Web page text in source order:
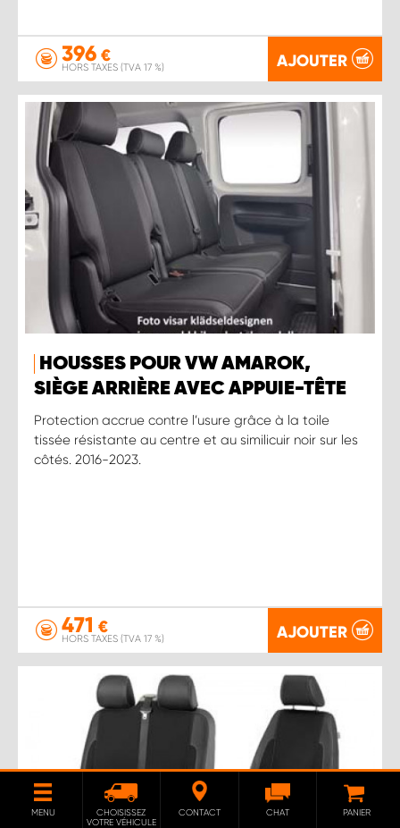
396 €
HORS TAXES (TVA 17 %) AJOUTER
HOUSSES POUR VW AMAROK,
SIÈGE ARRIÈRE AVEC APPUIE-TÊTE
Protection accrue contre l’usure grâce à la toile
tissée résistante au centre et au similicuir noir sur les
côtés. 2016-2023.
471 €
HORS TAXES (TVA 17 %) AJOUTER
MENU
CHOISISSEZ
VOTRE VÉHICULE
CONTACT CHAT PANIER